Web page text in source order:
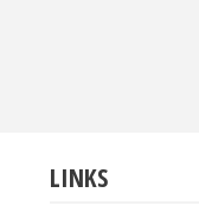
LINKS